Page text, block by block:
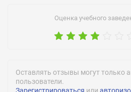
Оценка учебного
Оставлять отзывы могут только
пользователи.